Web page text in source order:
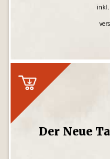
inkl.
Der Neue